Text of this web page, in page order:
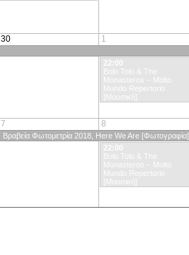
30 1
7 8
22:00
Bolo Tolo & The
Monasteros – Molto
Mundo Repertorio
[Μουσική]
Βραβεία Φωτομετρία 2018, Here We Are [Φωτογραφία]
22:00
Bolo Tolo & The
Monasteros – Molto
Mundo Repertorio
[Μουσική]